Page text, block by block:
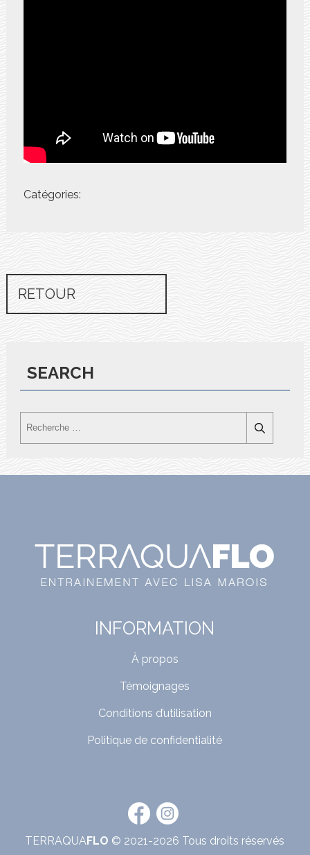
Catégories:
RETOUR
SEARCH
INFORMATION
À propos
Témoignages
Conditions d’utilisation
Politique de confidentialité
TERRAQUAFLO © 2021-2026 Tous droits réservés